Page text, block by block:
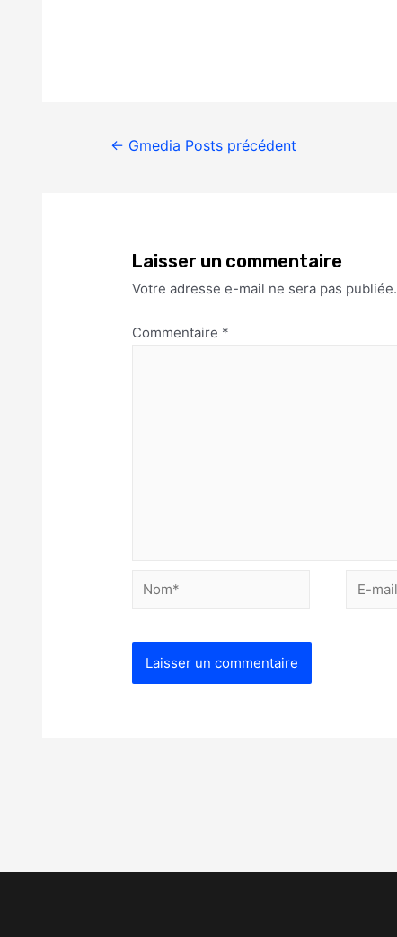
← Gmedia Posts précédent
Laisser un commentaire
Votre adresse e-mail ne sera pas publiée.
Commentaire *